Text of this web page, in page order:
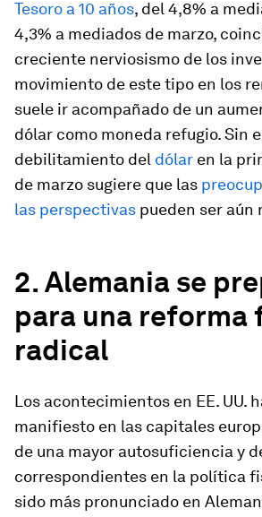
Tesoro a 10 años, del 4,8% a
4,3% a mediados de marzo,
creciente nerviosismo de los
movimiento de este tipo en los
suele ir acompañado de un
dólar como moneda refugio. Sin
debilitamiento del dólar en la
de marzo sugiere que las
las perspectivas pueden ser aún
2. Alemania se
para una reforma
radical
Los acontecimientos en EE. UU.
manifiesto en las capitales
de una mayor autosuficiencia y
correspondientes en la política
sido más pronunciado en